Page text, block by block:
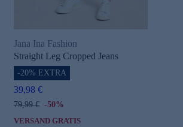
Jana Ina Fashion
Straight Leg Cropped Jeans
-20% EXTRA
39,98 €
79,99 € -50%
VERSAND GRATIS